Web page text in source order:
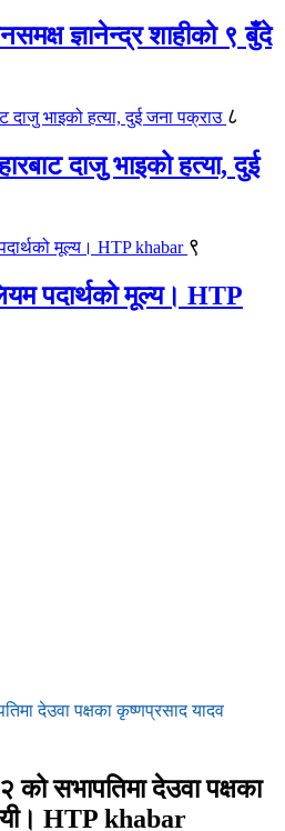
ज्ञानेन्द्र शाहीको ९ बुँदे
८
दाजु भाइको हत्या, दुई
९
पदार्थको मूल्य। HTP
देउवा पक्षका कृष्णप्रसाद यादव
सभापतिमा देउवा पक्षका
HTP khabar